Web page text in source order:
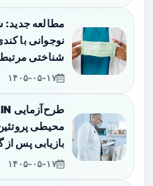
مطالعه
نوجوانی با
شناختی
۱۴۰۵-۰۵-۱۷
محیطی
بازیابی پس
۱۴۰۵-۰۵-۱۷